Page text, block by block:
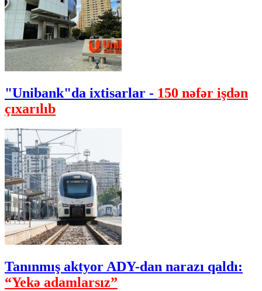
"Unibank"da ixtisarlar - 150 nəfər işdən
çıxarılıb
Tanınmış aktyor ADY-dan narazı qaldı:
“Yekə adamlarsız”